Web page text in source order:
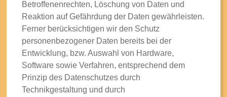
Betroffenenrechten, Löschung von Daten und
Reaktion auf Gefährdung der Daten gewährleisten.
Ferner berücksichtigen wir den Schutz
personenbezogener Daten bereits bei der
Entwicklung, bzw. Auswahl von Hardware,
Software sowie Verfahren, entsprechend dem
Prinzip des Datenschutzes durch
Technikgestaltung und durch